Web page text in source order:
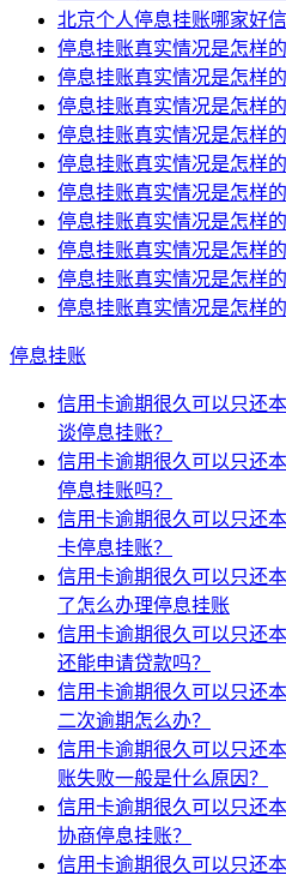
北京个人停息挂账哪家好
停息挂账真实情况是怎样
停息挂账真实情况是怎样
停息挂账真实情况是怎样
停息挂账真实情况是怎样
停息挂账真实情况是怎样
停息挂账真实情况是怎样
停息挂账真实情况是怎样
停息挂账真实情况是怎样
停息挂账真实情况是怎样
停息挂账真实情况是怎样
停息挂账
信用卡逾期很久可以只还
谈停息挂账？
信用卡逾期很久可以只还
停息挂账吗？
信用卡逾期很久可以只还
卡停息挂账？
信用卡逾期很久可以只还
了怎么办理停息挂账
信用卡逾期很久可以只还
还能申请贷款吗？
信用卡逾期很久可以只还
二次逾期怎么办？
信用卡逾期很久可以只还
账失败一般是什么原因？
信用卡逾期很久可以只还
协商停息挂账？
信用卡逾期很久可以只还